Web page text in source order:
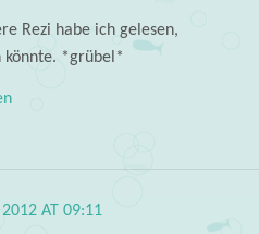
Rezi habe ich gelesen,
könnte. *grübel*
AT 09:11